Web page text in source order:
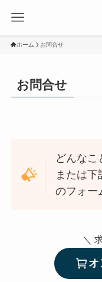
ホーム お問合せ
お問合せ
どんなこ
または下
のフォー
＼